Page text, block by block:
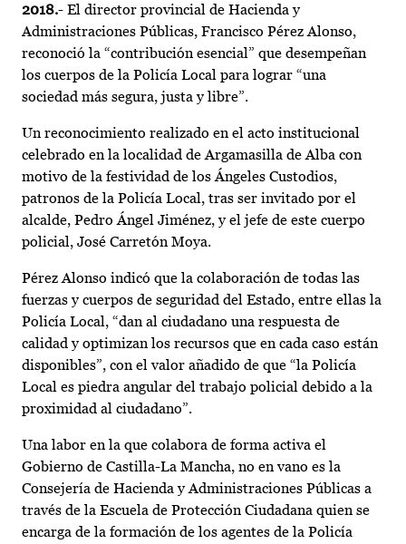
2018.- El director provincial de Hacienda y
Administraciones Públicas, Francisco Pérez Alonso,
reconoció la “contribución esencial” que desempeñan
los cuerpos de la Policía Local para lograr “una
sociedad más segura, justa y libre”.
Un reconocimiento realizado en el acto institucional
celebrado en la localidad de Argamasilla de Alba con
motivo de la festividad de los Ángeles Custodios,
patronos de la Policía Local, tras ser invitado por el
alcalde, Pedro Ángel Jiménez, y el jefe de este cuerpo
policial, José Carretón Moya.
Pérez Alonso indicó que la colaboración de todas las
fuerzas y cuerpos de seguridad del Estado, entre ellas la
Policía Local, “dan al ciudadano una respuesta de
calidad y optimizan los recursos que en cada caso están
disponibles”, con el valor añadido de que “la Policía
Local es piedra angular del trabajo policial debido a la
proximidad al ciudadano”.
Una labor en la que colabora de forma activa el
Gobierno de Castilla-La Mancha, no en vano es la
Consejería de Hacienda y Administraciones Públicas a
través de la Escuela de Protección Ciudadana quien se
encarga de la formación de los agentes de la Policía